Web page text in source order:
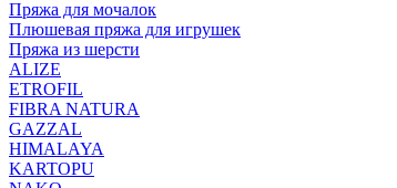
Пряжа для мочалок
Плюшевая пряжа для игрушек
Пряжа из шерсти
ALIZE
ETROFIL
FIBRA NATURA
GAZZAL
HIMALAYA
KARTOPU